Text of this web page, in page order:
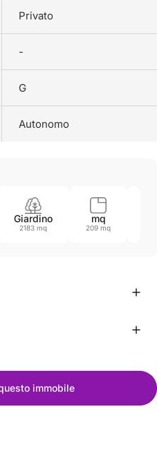
Privato
-
G
Autonomo
Giardino
2183 mq
mq
209 mq
immobile